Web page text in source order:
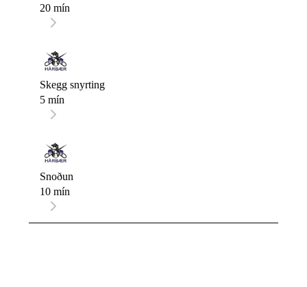
20 mín
Skegg snyrting
5 mín
Snoðun
10 mín